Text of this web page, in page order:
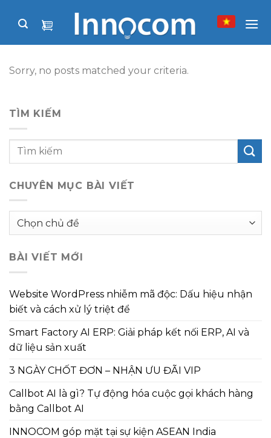
Sorry, no posts matched your criteria.
TÌM KIẾM
CHUYÊN MỤC BÀI VIẾT
Chuyên
viết
BÀI VIẾT MỚI
Website WordPress nhiễm mã độc: Dấu hiệu nhận
biết và cách xử lý triệt để
Smart Factory AI ERP: Giải pháp kết nối ERP, AI và
dữ liệu sản xuất
3 NGÀY CHỐT ĐƠN – NHẬN ƯU ĐÃI VIP
Callbot AI là gì? Tự động hóa cuộc gọi khách hàng
bằng Callbot AI
INNOCOM góp mặt tại sự kiện ASEAN India